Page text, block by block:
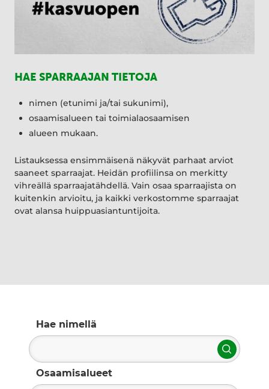
HAE SPARRAAJAN TIETOJA
nimen (etunimi ja/tai sukunimi),
osaamisalueen tai toimialaosaamisen
alueen mukaan.
Listauksessa ensimmäisenä näkyvät parhaat arviot
saaneet sparraajat. Heidän profiilinsa on merkitty
vihreällä sparraajatähdellä. Vain osaa sparraajista on
kuitenkin arvioitu, ja kaikki verkostomme sparraajat
ovat alansa huippuasiantuntijoita.
Hae nimellä
Hae
Osaamisalueet